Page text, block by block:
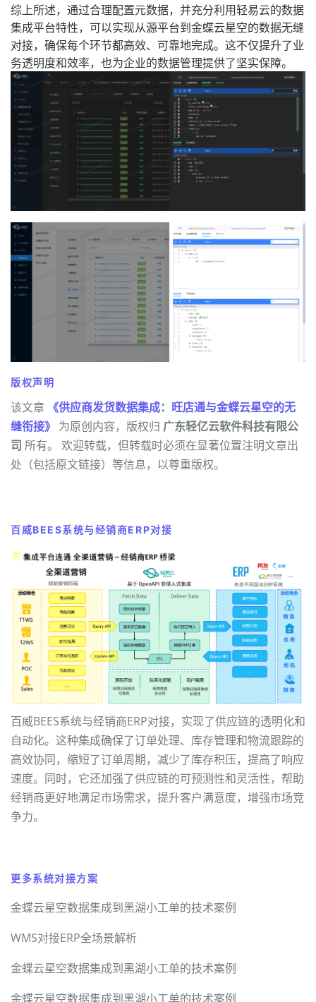
综上所述，通过合理配置元数据，并充分利用轻易云的数据
集成平台特性，可以实现从源平台到金蝶云星空的数据无缝
对接，确保每个环节都高效、可靠地完成。这不仅提升了业
务透明度和效率，也为企业的数据管理提供了坚实保障。
版权声明
该文章 《供应商发货数据集成：旺店通与金蝶云星空的无
缝衔接》 为原创内容，版权归 广东轻亿云软件科技有限公
司 所有。 欢迎转载，但转载时必须在显著位置注明文章出
处（包括原文链接）等信息，以尊重版权。
百威BEES系统与经销商ERP对接
百威BEES系统与经销商ERP对接，实现了供应链的透明化和
自动化。这种集成确保了订单处理、库存管理和物流跟踪的
高效协同，缩短了订单周期，减少了库存积压，提高了响应
速度。同时，它还加强了供应链的可预测性和灵活性，帮助
经销商更好地满足市场需求，提升客户满意度，增强市场竞
争力。
更多系统对接方案
金蝶云星空数据集成到黑湖小工单的技术案例
WMS对接ERP全场景解析
金蝶云星空数据集成到黑湖小工单的技术案例
金蝶云星空数据集成到黑湖小工单的技术案例